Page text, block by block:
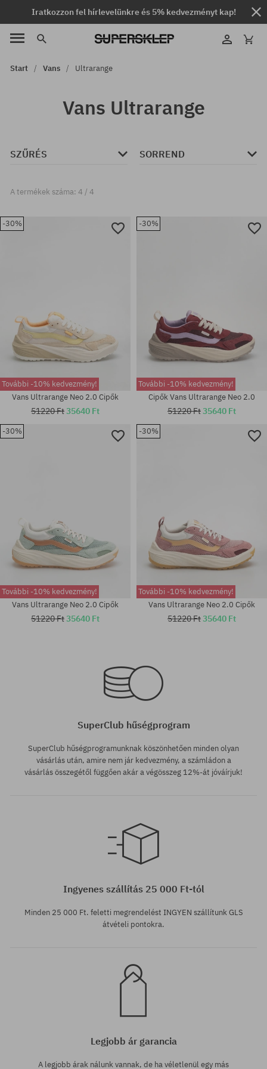
Iratkozzon fel hírlevelünkre és 5% kedvezményt kap!
Start Vans Ultrarange
Vans Ultrarange
SZŰRÉS SORREND
A termékek száma: 4 / 4
-30%
További -10% kedvezmény!
Vans Ultrarange Neo 2.0 Cipők
51220 Ft35640 Ft
-30%
37; 38; 39
További -10% kedvezmény!
Cipők Vans Ultrarange Neo 2.0
51220 Ft35640 Ft
-30%
További -10% kedvezmény!
Vans Ultrarange Neo 2.0 Cipők
51220 Ft35640 Ft
-30%
Elérhető méretek:
További -10% kedvezmény!
Vans Ultrarange Neo 2.0 Cipők
51220 Ft35640 Ft
SuperClub hűségprogram
SuperClub hűségprogramunknak köszönhetően minden olyan
vásárlás után, amire nem jár kedvezmény, a számládon a
vásárlás összegétől függően akár a végösszeg 12%-át jóváírjuk!
Ingyenes szállítás 25 000 Ft-tól
Minden 25 000 Ft. feletti megrendelést INGYEN szállítunk GLS
átvételi pontokra.
Legjobb ár garancia
A legjobb árak nálunk vannak, de ha véletlenül egy más